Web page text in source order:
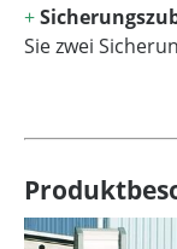
+
Sie zwei